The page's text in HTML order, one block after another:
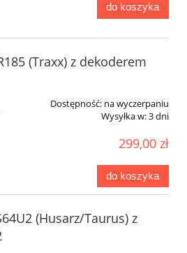
do koszyka
(Traxx) z dekoderem
Dostępność: na wyczerpaniu
Wysyłka w:3 dni
299,00 zł
do koszyka
(Husarz/Taurus) z